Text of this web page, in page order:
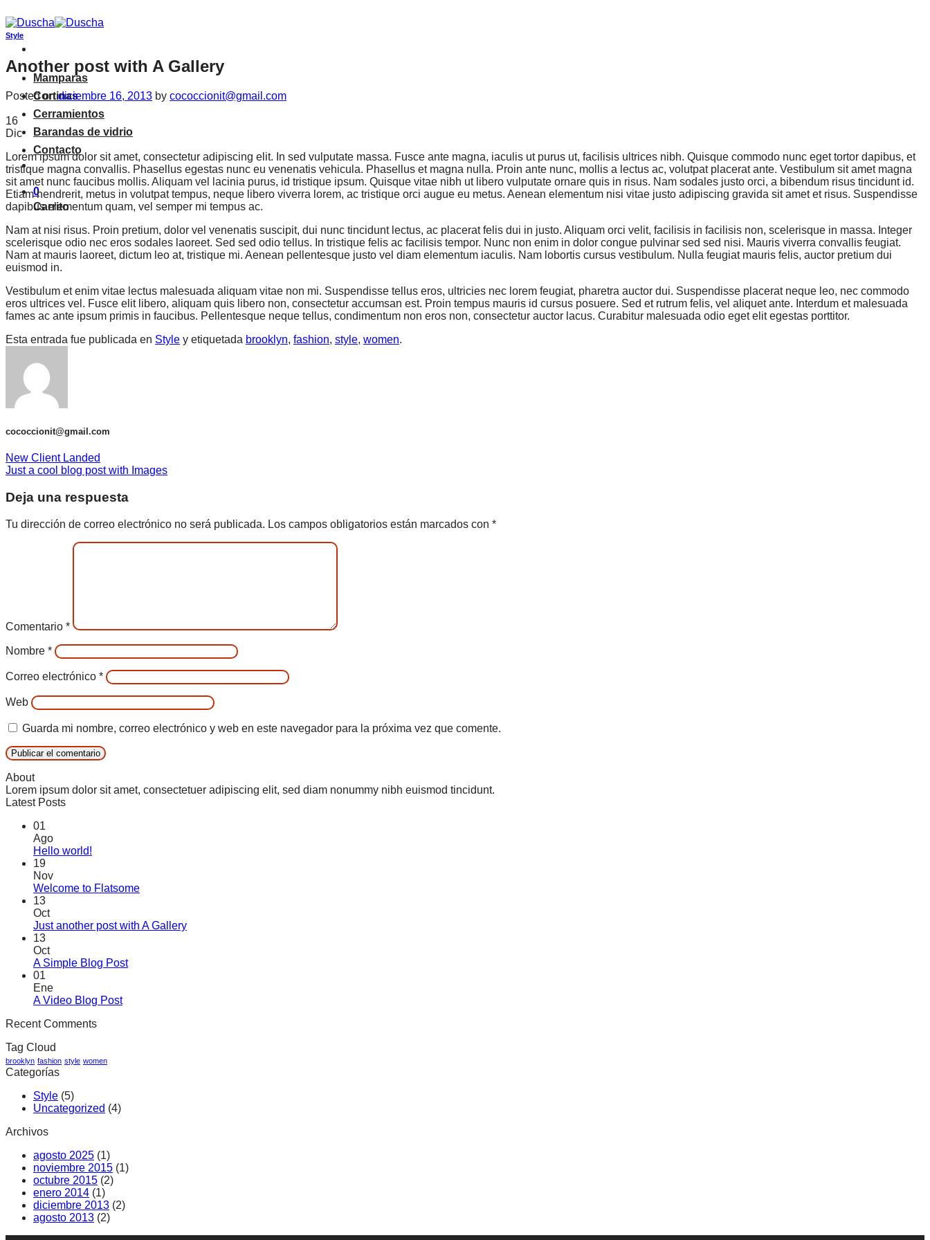
al
contenido
Mamparas
Cortinas
Cerramientos
Barandas de vidrio
Contacto
0
Carrito
Style
Another post with A Gallery
Posted ondiciembre 16, 2013 by cococcionit@gmail.com
16
Dic
Lorem ipsum dolor sit amet, consectetur adipiscing elit. In sed vulputate massa. Fusce ante magna, iaculis ut purus ut, facilisis ultrices nibh. Quisque commodo nunc eget tortor dapibus, et
tristique magna convallis. Phasellus egestas nunc eu venenatis vehicula. Phasellus et magna nulla. Proin ante nunc, mollis a lectus ac, volutpat placerat ante. Vestibulum sit amet magna
sit amet nunc faucibus mollis. Aliquam vel lacinia purus, id tristique ipsum. Quisque vitae nibh ut libero vulputate ornare quis in risus. Nam sodales justo orci, a bibendum risus tincidunt id.
Etiam hendrerit, metus in volutpat tempus, neque libero viverra lorem, ac tristique orci augue eu metus. Aenean elementum nisi vitae justo adipiscing gravida sit amet et risus. Suspendisse
dapibus elementum quam, vel semper mi tempus ac.
Nam at nisi risus. Proin pretium, dolor vel venenatis suscipit, dui nunc tincidunt lectus, ac placerat felis dui in justo. Aliquam orci velit, facilisis in facilisis non, scelerisque in massa. Integer
scelerisque odio nec eros sodales laoreet. Sed sed odio tellus. In tristique felis ac facilisis tempor. Nunc non enim in dolor congue pulvinar sed sed nisi. Mauris viverra convallis feugiat.
Nam at mauris laoreet, dictum leo at, tristique mi. Aenean pellentesque justo vel diam elementum iaculis. Nam lobortis cursus vestibulum. Nulla feugiat mauris felis, auctor pretium dui
euismod in.
Vestibulum et enim vitae lectus malesuada aliquam vitae non mi. Suspendisse tellus eros, ultricies nec lorem feugiat, pharetra auctor dui. Suspendisse placerat neque leo, nec commodo
eros ultrices vel. Fusce elit libero, aliquam quis libero non, consectetur accumsan est. Proin tempus mauris id cursus posuere. Sed et rutrum felis, vel aliquet ante. Interdum et malesuada
fames ac ante ipsum primis in faucibus. Pellentesque neque tellus, condimentum non eros non, consectetur auctor lacus. Curabitur malesuada odio eget elit egestas porttitor.
Esta entrada fue publicada en Style y etiquetada brooklyn, fashion, style, women.
cococcionit@gmail.com
New Client Landed
Just a cool blog post with Images
Deja una respuesta
Tu dirección de correo electrónico no será publicada. Los campos obligatorios están marcados con *
Comentario *
Nombre *
Correo electrónico *
Web
Guarda mi nombre, correo electrónico y web en este navegador para la próxima vez que comente.
About
Lorem ipsum dolor sit amet, consectetuer adipiscing elit, sed diam nonummy nibh euismod tincidunt.
Latest Posts
01
Ago
Hello world!
19
Nov
Welcome to Flatsome
13
Oct
Just another post with A Gallery
13
Oct
A Simple Blog Post
01
Ene
A Video Blog Post
Recent Comments
Tag Cloud
brooklyn fashion style women
Categorías
Style (5)
Uncategorized (4)
Archivos
agosto 2025 (1)
noviembre 2015 (1)
octubre 2015 (2)
enero 2014 (1)
diciembre 2013 (2)
agosto 2013 (2)